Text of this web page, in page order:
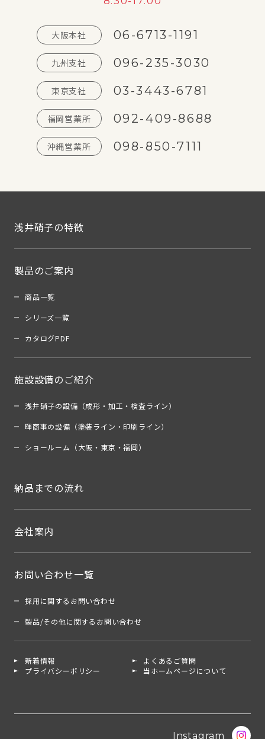
大阪本社 06-6713-1191
九州支社 096-235-3030
東京支社 03-3443-6781
福岡営業所 092-409-8688
沖縄営業所 098-850-7111
浅井硝子の特徴
製品のご案内
商品一覧
シリーズ一覧
カタログPDF
施設設備のご紹介
浅井硝子の設備（成形・加工・検査ライン）
暉商事の設備（塗装ライン・印刷ライン）
ショールーム（大阪・東京・福岡）
納品までの流れ
会社案内
お問い合わせ一覧
採用に関するお問い合わせ
製品/その他に関するお問い合わせ
新着情報
よくあるご質問
プライバシーポリシー
当ホームページについて
Instagram